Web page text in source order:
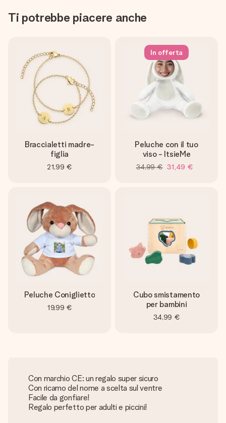
Ti potrebbe piacere anche
Braccialetti madre-
figlia
21,99 €
In offerta
Peluche con il tuo
viso - ItsieMe
34,99 € 31,49 €
Peluche Coniglietto
19,99 €
Cubo smistamento
per bambini
34,99 €
Con marchio CE: un regalo super sicuro
Con ricamo del nome a scelta sul ventre
Facile da gonfiare!
Regalo perfetto per adulti e piccini!